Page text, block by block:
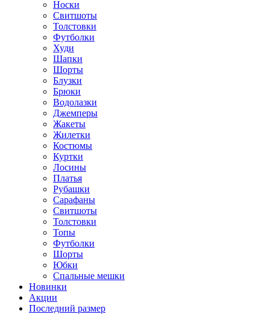
Носки
Свитшоты
Толстовки
Футболки
Худи
Шапки
Шорты
Блузки
Брюки
Водолазки
Джемперы
Жакеты
Жилетки
Костюмы
Куртки
Лосины
Платья
Рубашки
Сарафаны
Свитшоты
Толстовки
Топы
Футболки
Шорты
Юбки
Спальные мешки
Новинки
Акции
Последний размер